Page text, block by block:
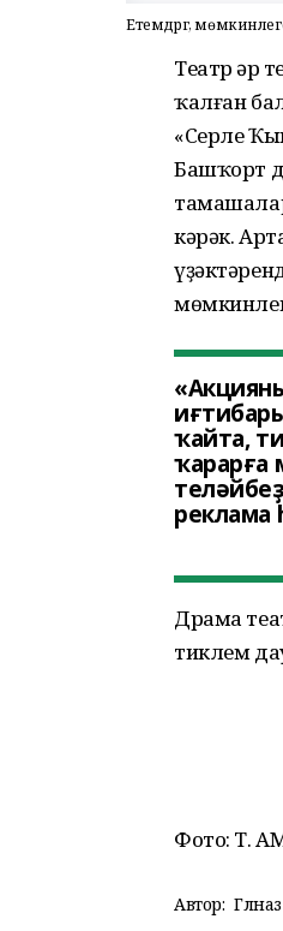
Етемдәргә, мөмкинлеге
Театр һәр
ҡалған
«Серле
Башҡорт
кәрәк.
ҡайта,
ҡарарға
реклама
Драма
тиклем
Фото: Т.
Автор: